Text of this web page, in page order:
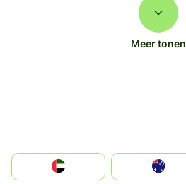
Meer tonen
الإمارات العربية المتحدة